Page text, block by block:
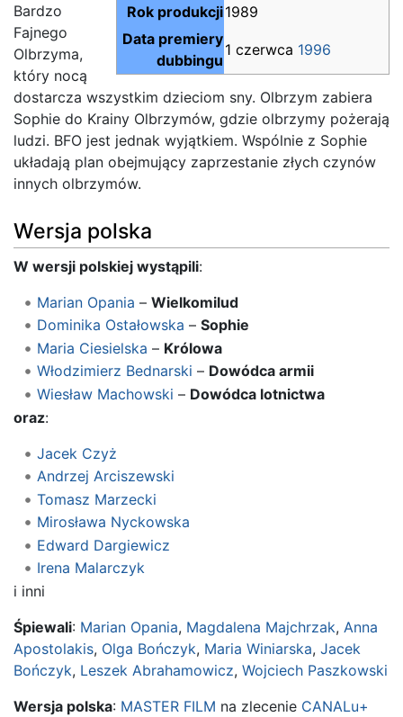
Rok produkcji1989
Data premiery
dubbingu
1 czerwca 1996
Bardzo
Fajnego
Olbrzyma,
który nocą
dostarcza wszystkim dzieciom sny. Olbrzym zabiera
Sophie do Krainy Olbrzymów, gdzie olbrzymy pożerają
ludzi. BFO jest jednak wyjątkiem. Wspólnie z Sophie
układają plan obejmujący zaprzestanie złych czynów
innych olbrzymów.
Wersja polska
W wersji polskiej wystąpili:
Marian Opania – Wielkomilud
Dominika Ostałowska – Sophie
Maria Ciesielska – Królowa
Włodzimierz Bednarski – Dowódca armii
Wiesław Machowski – Dowódca lotnictwa
oraz:
Jacek Czyż
Andrzej Arciszewski
Tomasz Marzecki
Mirosława Nyckowska
Edward Dargiewicz
Irena Malarczyk
i inni
Śpiewali: Marian Opania, Magdalena Majchrzak, Anna
Apostolakis, Olga Bończyk, Maria Winiarska, Jacek
Bończyk, Leszek Abrahamowicz, Wojciech Paszkowski
Wersja polska: MASTER FILM na zlecenie CANALu+